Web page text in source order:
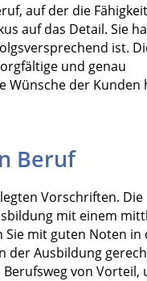
auf der die
auf das Detail. Sie
ist.
und genau
Wünsche der Kunden
Beruf
Vorschriften. Die
mit einem
mit guten Noten in
der Ausbildung
von Vorteil,
werden und